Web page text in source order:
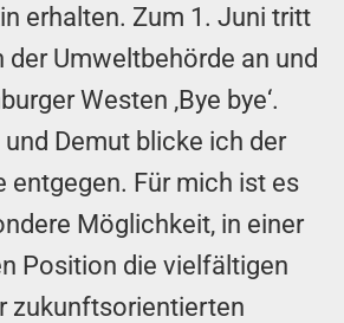
erhalten. Zum 1. Juni tritt
der Umweltbehörde an und
Westen ‚Bye bye‘.
Demut blicke ich der
entgegen. Für mich ist es
Möglichkeit, in einer
Position die vielfältigen
zukunftsorientierten